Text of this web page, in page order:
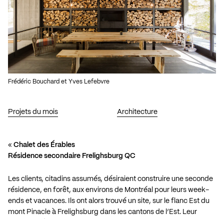
Projets du mois Architecture
Frédéric Bouchard et Yves Lefebvre
« Chalet des Érables
Résidence secondaire Frelighsburg QC
Les clients, citadins assumés, désiraient construire une seconde
résidence, en forêt, aux environs de Montréal pour leurs week-
ends et vacances. Ils ont alors trouvé un site, sur le flanc Est du
mont Pinacle à Frelighsburg dans les cantons de l’Est. Leur